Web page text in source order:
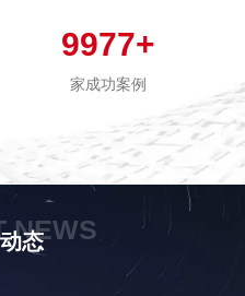
9977+
家成功案例
NEWS
态